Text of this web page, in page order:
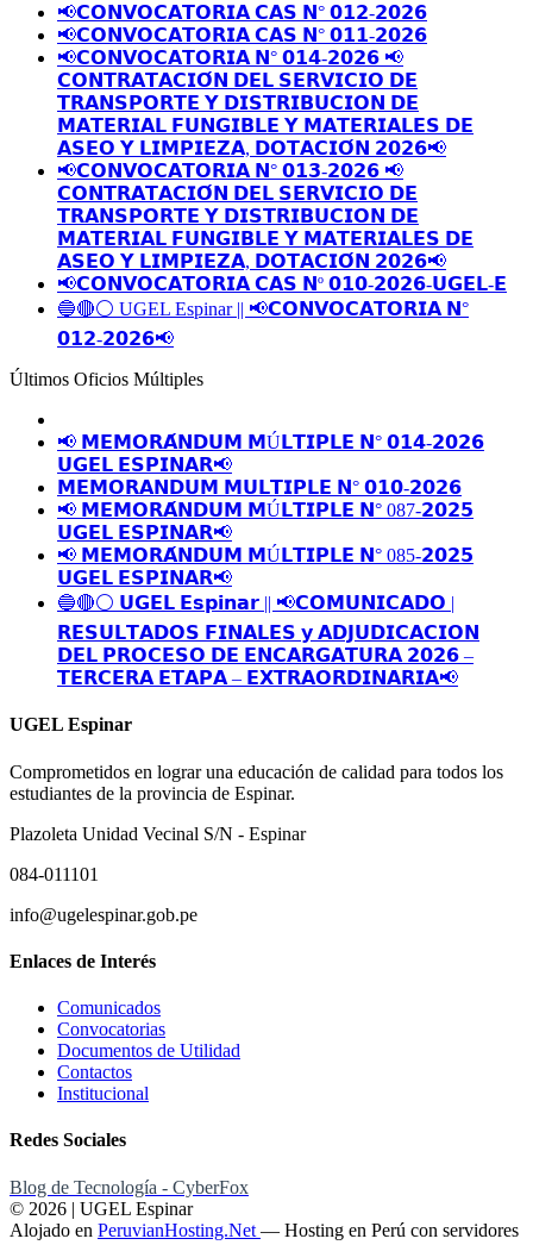
📢𝗖𝗢𝗡𝗩𝗢𝗖𝗔𝗧𝗢𝗥𝗜𝗔 𝗖𝗔𝗦 𝗡° 𝟬𝟭𝟮-𝟮𝟬𝟮𝟲
📢𝗖𝗢𝗡𝗩𝗢𝗖𝗔𝗧𝗢𝗥𝗜𝗔 𝗖𝗔𝗦 𝗡° 𝟬𝟭𝟭-𝟮𝟬𝟮𝟲
📢𝗖𝗢𝗡𝗩𝗢𝗖𝗔𝗧𝗢𝗥𝗜𝗔 𝗡° 𝟬𝟭𝟰-𝟮𝟬𝟮𝟲 📢
𝗖𝗢𝗡𝗧𝗥𝗔𝗧𝗔𝗖𝗜𝗢́𝗡 𝗗𝗘𝗟 𝗦𝗘𝗥𝗩𝗜𝗖𝗜𝗢 𝗗𝗘
𝗧𝗥𝗔𝗡𝗦𝗣𝗢𝗥𝗧𝗘 𝗬 𝗗𝗜𝗦𝗧𝗥𝗜𝗕𝗨𝗖𝗜𝗢𝗡 𝗗𝗘
𝗠𝗔𝗧𝗘𝗥𝗜𝗔𝗟 𝗙𝗨𝗡𝗚𝗜𝗕𝗟𝗘 𝗬 𝗠𝗔𝗧𝗘𝗥𝗜𝗔𝗟𝗘𝗦 𝗗𝗘
𝗔𝗦𝗘𝗢 𝗬 𝗟𝗜𝗠𝗣𝗜𝗘𝗭𝗔, 𝗗𝗢𝗧𝗔𝗖𝗜𝗢́𝗡 𝟮𝟬𝟮𝟲📢
📢𝗖𝗢𝗡𝗩𝗢𝗖𝗔𝗧𝗢𝗥𝗜𝗔 𝗡° 𝟬𝟭𝟯-𝟮𝟬𝟮𝟲 📢
𝗖𝗢𝗡𝗧𝗥𝗔𝗧𝗔𝗖𝗜𝗢́𝗡 𝗗𝗘𝗟 𝗦𝗘𝗥𝗩𝗜𝗖𝗜𝗢 𝗗𝗘
𝗧𝗥𝗔𝗡𝗦𝗣𝗢𝗥𝗧𝗘 𝗬 𝗗𝗜𝗦𝗧𝗥𝗜𝗕𝗨𝗖𝗜𝗢𝗡 𝗗𝗘
𝗠𝗔𝗧𝗘𝗥𝗜𝗔𝗟 𝗙𝗨𝗡𝗚𝗜𝗕𝗟𝗘 𝗬 𝗠𝗔𝗧𝗘𝗥𝗜𝗔𝗟𝗘𝗦 𝗗𝗘
𝗔𝗦𝗘𝗢 𝗬 𝗟𝗜𝗠𝗣𝗜𝗘𝗭𝗔, 𝗗𝗢𝗧𝗔𝗖𝗜𝗢́𝗡 𝟮𝟬𝟮𝟲📢
📢𝗖𝗢𝗡𝗩𝗢𝗖𝗔𝗧𝗢𝗥𝗜𝗔 𝗖𝗔𝗦 𝗡º 𝟬𝟭𝟬-𝟮𝟬𝟮𝟲-𝗨𝗚𝗘𝗟-𝗘
🔵🔴⚪️ UGEL Espinar || 📢𝗖𝗢𝗡𝗩𝗢𝗖𝗔𝗧𝗢𝗥𝗜𝗔 𝗡°
𝟬𝟭𝟮-𝟮𝟬𝟮𝟲📢
Últimos Oficios Múltiples
📢 𝗠𝗘𝗠𝗢𝗥𝗔́𝗡𝗗𝗨𝗠 𝗠Ú𝗟𝗧𝗜𝗣𝗟𝗘 𝗡° 𝟬𝟭𝟰-𝟮𝟬𝟮𝟲
𝗨𝗚𝗘𝗟 𝗘𝗦𝗣𝗜𝗡𝗔𝗥📢
𝗠𝗘𝗠𝗢𝗥𝗔𝗡𝗗𝗨𝗠 𝗠𝗨𝗟𝗧𝗜𝗣𝗟𝗘 𝗡° 𝟬𝟭𝟬-𝟮𝟬𝟮𝟲
📢 𝗠𝗘𝗠𝗢𝗥𝗔́𝗡𝗗𝗨𝗠 𝗠Ú𝗟𝗧𝗜𝗣𝗟𝗘 𝗡° 087-𝟮𝟬𝟮𝟱
𝗨𝗚𝗘𝗟 𝗘𝗦𝗣𝗜𝗡𝗔𝗥📢
📢 𝗠𝗘𝗠𝗢𝗥𝗔́𝗡𝗗𝗨𝗠 𝗠Ú𝗟𝗧𝗜𝗣𝗟𝗘 𝗡° 085-𝟮𝟬𝟮𝟱
𝗨𝗚𝗘𝗟 𝗘𝗦𝗣𝗜𝗡𝗔𝗥📢
🔵🔴⚪️ 𝗨𝗚𝗘𝗟 𝗘𝘀𝗽𝗶𝗻𝗮𝗿 || 📢𝗖𝗢𝗠𝗨𝗡𝗜𝗖𝗔𝗗𝗢 |
𝗥𝗘𝗦𝗨𝗟𝗧𝗔𝗗𝗢𝗦 𝗙𝗜𝗡𝗔𝗟𝗘𝗦 𝘆 𝗔𝗗𝗝𝗨𝗗𝗜𝗖𝗔𝗖𝗜𝗢𝗡
𝗗𝗘𝗟 𝗣𝗥𝗢𝗖𝗘𝗦𝗢 𝗗𝗘 𝗘𝗡𝗖𝗔𝗥𝗚𝗔𝗧𝗨𝗥𝗔 𝟮𝟬𝟮𝟲 –
𝗧𝗘𝗥𝗖𝗘𝗥𝗔 𝗘𝗧𝗔𝗣𝗔 – 𝗘𝗫𝗧𝗥𝗔𝗢𝗥𝗗𝗜𝗡𝗔𝗥𝗜𝗔📢
UGEL Espinar
Comprometidos en lograr una educación de calidad para todos los
estudiantes de la provincia de Espinar.
Plazoleta Unidad Vecinal S/N - Espinar
084-011101
info@ugelespinar.gob.pe
Enlaces de Interés
Comunicados
Convocatorias
Documentos de Utilidad
Contactos
Institucional
Redes Sociales
Blog de Tecnología - CyberFox
© 2026 | UGEL Espinar
Alojado en PeruvianHosting.Net — Hosting en Perú con servidores